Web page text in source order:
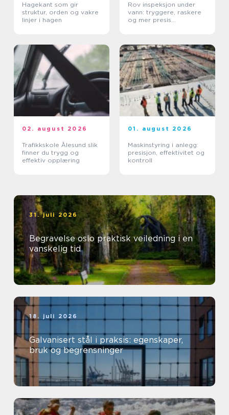
Hagekant som gir
struktur, orden og vakre
linjer i hagen
Rov inspeksjon under
vann: tryggere, raskere
og mer presis
02. august 2026
Trafikkskole Ålesund slik
finner du trygg og
effektiv opplæring
01. august 2026
Maskinstyring i anlegg:
presisjon, effektivitet og
kontroll
31. juli 2026
Begravelse oslo praktisk veiledning i en
vanskelig tid
18. juli 2026
Galvanisert stål i praksis: egenskaper,
bruk og begrensninger